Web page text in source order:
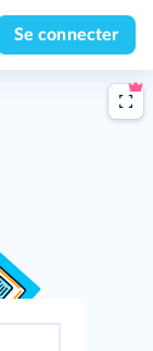
Se connecter